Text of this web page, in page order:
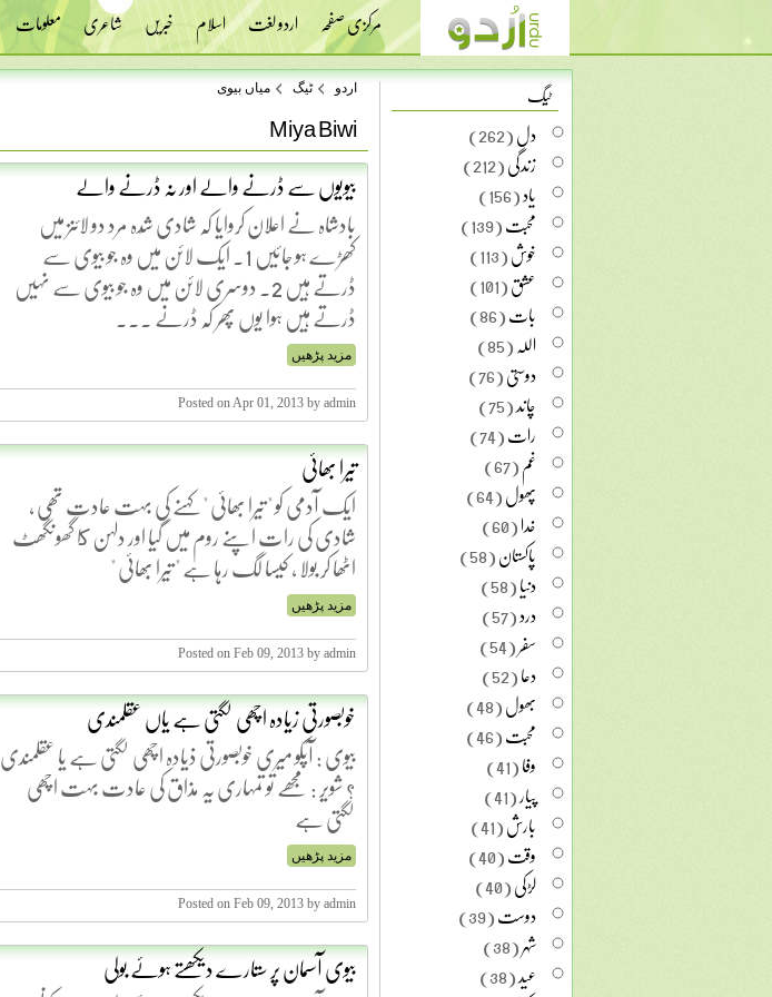
مرکزی صفحہ اردو لغت اسلام خبریں شاعری معلومات
اردو ٹیگ میاں بیوی
Miya Biwi
بیویوں سے ڈرنے والے اور نہ ڈرنے والے
‫بادشاہ نے اعلان کروایا کہ شادی شُدہ مرد دو لائنز میں
کھڑے ہو جائیں 1۔ ایک لائن میں وہ جو بیوی سے
ڈرتے ہیں 2۔ دوسری لائن میں وہ جو بیوی سے نہیں
ڈرتے ہیں ہوا یوں پھر کہ ڈرنے ...
مزید پڑھیں
Posted on Apr 01, 2013 by admin
تیرا بھائی
ایک آدمی کو " تیرا بھائی " کہنے کی بہت عادت تھی ،
شادی کی رات اپنے روم میں گیا اور دلہن كا گھونگھٹ
اٹھا کر بولا ، کیسا لگ رہا ہے " تیرا بھائی "
مزید پڑھیں
Posted on Feb 09, 2013 by admin
خوبصورتی زیادہ اچھی لگتی ہے یاں عقلمندی
بیوی : آپکو میری خوبصورتی ذیادہ اچھی لگتی ہے یا عقلمندی
؟ شویر : مجھے تو تمہاری یہ مذاق کی عادت بہت اچھی
لگتی ہے
مزید پڑھیں
Posted on Feb 09, 2013 by admin
بیوی آسمان پر ستارے دیکھتے ہوئے بولی
ٹیگ
دل(262)
زندگی(212)
یاد(156)
محبت(139)
خوش(113)
عشق(101)
بات(86)
اللہ(85)
دوستی(76)
چاند(75)
رات(74)
غم(67)
پھول(64)
خدا(60)
پاکستان(58)
دنیا(58)
درد(57)
سفر(54)
دعا(52)
بھول(48)
محبت(46)
وفا(41)
پیار(41)
بارش(41)
وقت(40)
لڑکی(40)
دوست(39)
شہر(38)
عید(38)